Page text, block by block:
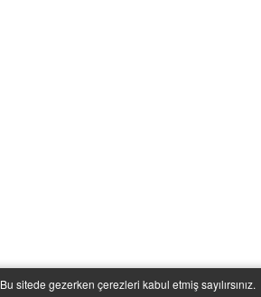
Bu sitede gezerken çerezleri kabul etmiş sayılırsınız.